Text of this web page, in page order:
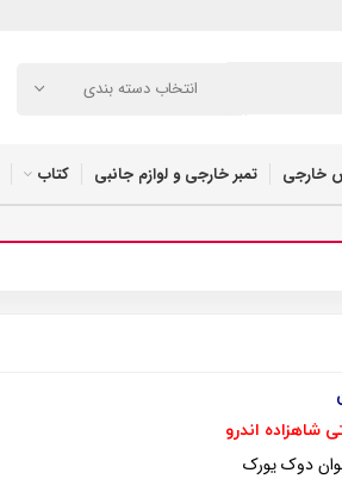
انتخاب دسته بندی
خارجی تمبر خارجی و لوازم جانبی کتاب
شاهزاده اندرو
دوک یورک